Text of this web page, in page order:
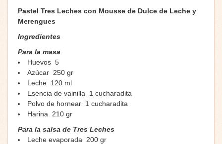
Pastel Tres Leches con Mousse de Dulce de Leche y
Merengues
Ingredientes
Para la masa
Huevos 5
Azúcar 250 gr
Leche 120 ml
Esencia de vainilla 1 cucharadita
Polvo de hornear 1 cucharadita
Harina 210 gr
Para la salsa de Tres Leches
Leche evaporada 200 gr